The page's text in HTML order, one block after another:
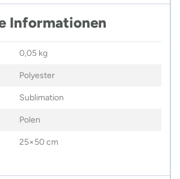
Informationen
0,05 kg
Polyester
Sublimation
Polen
25×50 cm